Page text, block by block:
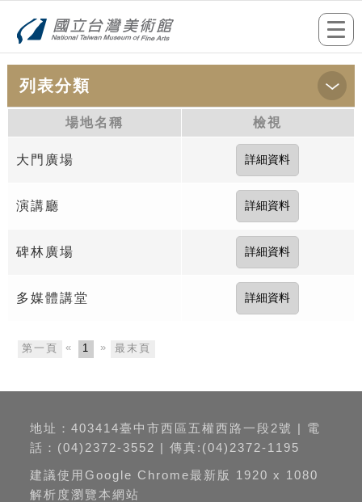
前往首頁
列表分類
::: 首頁>場地預約申請
場地名稱 檢視
大門廣場
演講廳
碑林廣場
多媒體講堂
第一頁 « 1 » 最末頁
地址：403414臺中市西區五權西路一段2號 | 電
話：(04)2372-3552 | 傳真:(04)2372-1195
建議使用Google Chrome最新版 1920 x 1080
解析度瀏覽本網站